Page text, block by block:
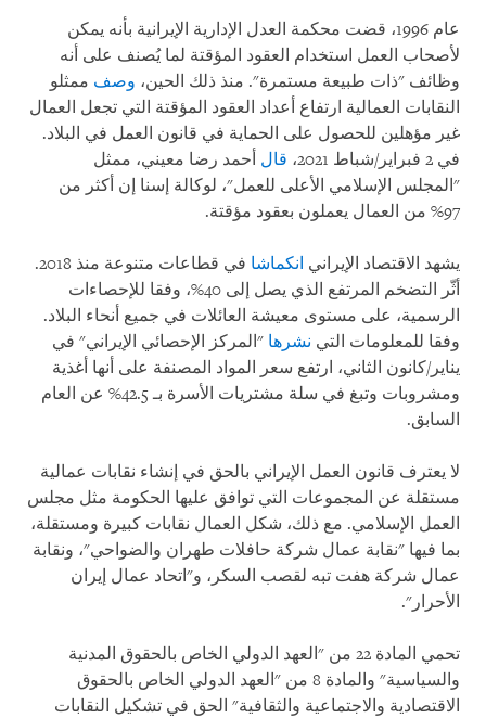
عام 1996، قضت محكمة العدل الإدارية الإيرانية بأنه يمكن
لأصحاب العمل استخدام العقود المؤقتة لما يُصنف على أنه
وظائف "ذات طبيعة مستمرة". منذ ذلك الحين، وصف ممثلو
النقابات العمالية ارتفاع أعداد العقود المؤقتة التي تجعل العمال
غير مؤهلين للحصول على الحماية في قانون العمل في البلاد.
في 2 فبراير/شباط 2021،
قال أحمد رضا معيني، ممثل
"المجلس الإسلامي الأعلى للعمل"، لوكالة إسنا إن أكثر من
97% من العمال يعملون بعقود مؤقتة.
يشهد الاقتصاد الإيراني انكماشا
في قطاعات متنوعة منذ 2018.
أثّر التضخم المرتفع الذي يصل إلى 40%، وفقا للإحصاءات
الرسمية، على مستوى معيشة العائلات في جميع أنحاء البلاد.
وفقا للمعلومات التي نشرها "المركز الإحصائي الإيراني" في
يناير/كانون الثاني، ارتفع سعر المواد المصنفة على أنها أغذية
ومشروبات وتبغ في سلة مشتريات الأسرة بـ 42.5% عن العام
السابق.
لا يعترف قانون العمل الإيراني بالحق في إنشاء نقابات عمالية
مستقلة عن المجموعات التي توافق عليها الحكومة مثل مجلس
العمل الإسلامي. مع ذلك، شكل العمال نقابات كبيرة ومستقلة،
بما فيها "نقابة عمال شركة حافلات طهران والضواحي"، ونقابة
عمال شركة هفت تبه لقصب السكر، و"اتحاد عمال إيران
الأحرار".
تحمي المادة 22 من "العهد الدولي الخاص بالحقوق المدنية
والسياسية" والمادة 8 من "العهد الدولي الخاص بالحقوق
الاقتصادية والاجتماعية والثقافية" الحق في تشكيل النقابات